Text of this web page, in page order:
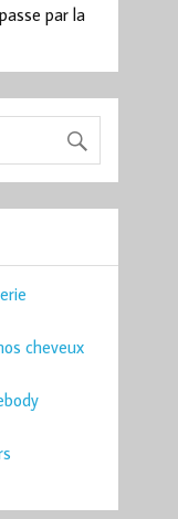
passe par la
cheveux